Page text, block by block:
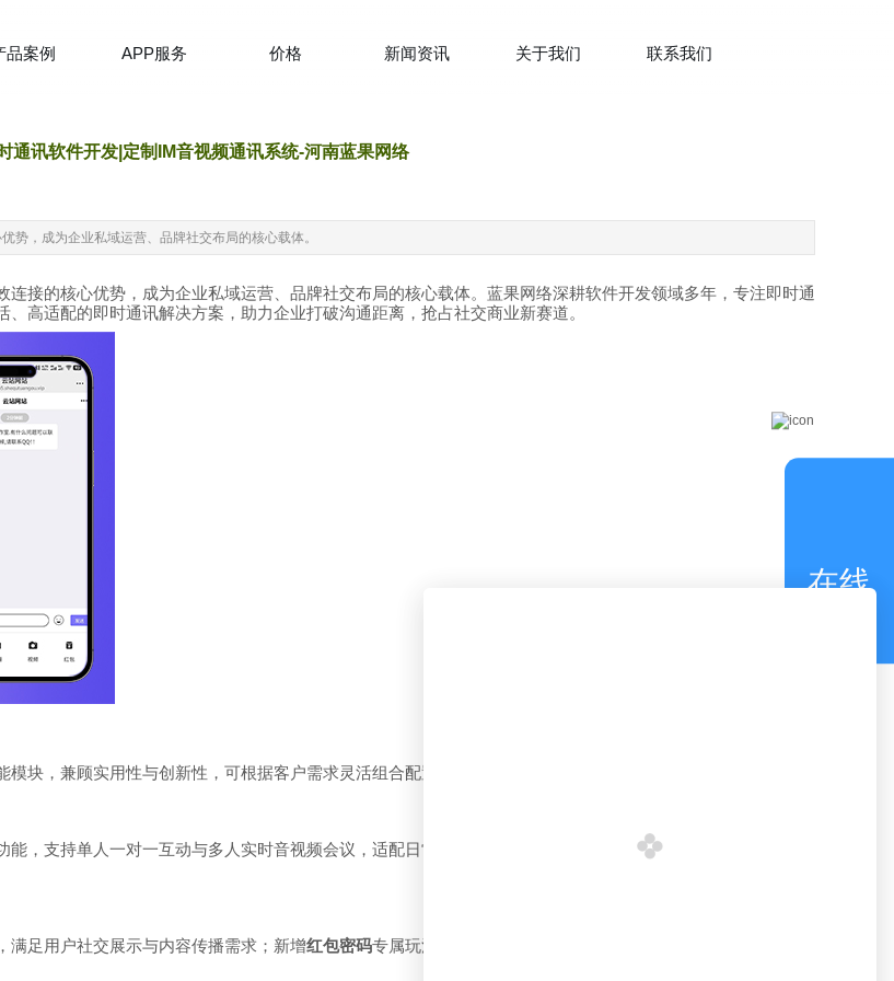
品案例 APP服务 价格 新闻资讯 关于我们 联系我们
通讯软件开发|定制IM音视频通讯系统-河南蓝果网络
势，成为企业私域运营、品牌社交布局的核心载体。
接的核心优势，成为企业私域运营、品牌社交布局的核心载体。蓝果网络深耕软件开发领域多年，专注即时通
高适配的即时通讯解决方案，助力企业打破沟通距离，抢占社交商业新赛道。
块，兼顾实用性与创新性，可根据客户需求灵活组合配置：
能，支持单人一对一互动与多人实时音视频会议，适配日常沟通、商务洽谈、远程协作等多种场景，传输稳定、
满足用户社交展示与内容传播需求；新增红包密码专属玩法、
在线